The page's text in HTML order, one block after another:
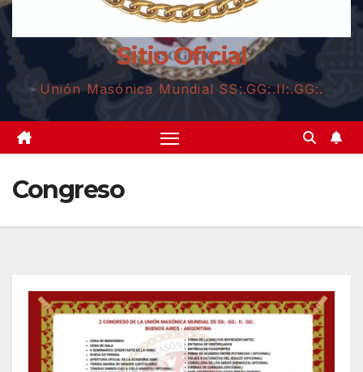
Sitio Oficial
Unión Masónica Mundial SS:.GG:.II:.GG:.
Congreso